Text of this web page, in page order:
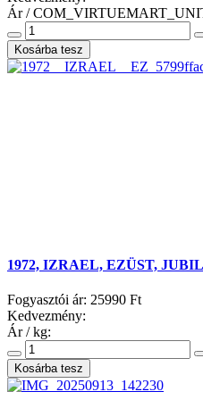
Ár /
1972, IZRAEL, EZÜST,
Fogyasztói ár: 25990 Ft
Kedvezmény:
Ár / kg: